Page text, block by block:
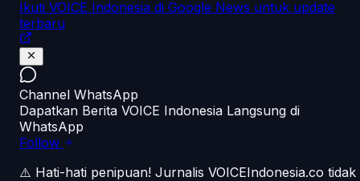
Ikuti VOICE Indonesia di Google News untuk update
terbaru
Channel WhatsApp
Dapatkan Berita VOICE Indonesia Langsung di
WhatsApp
Follow
⚠️ Hati-hati penipuan! Jurnalis VOICEIndonesia.co tidak